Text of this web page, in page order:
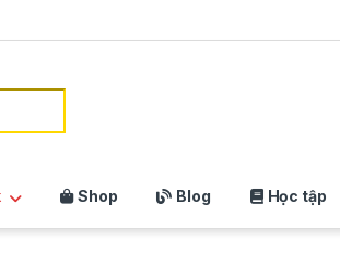
Shop Blog Học tập